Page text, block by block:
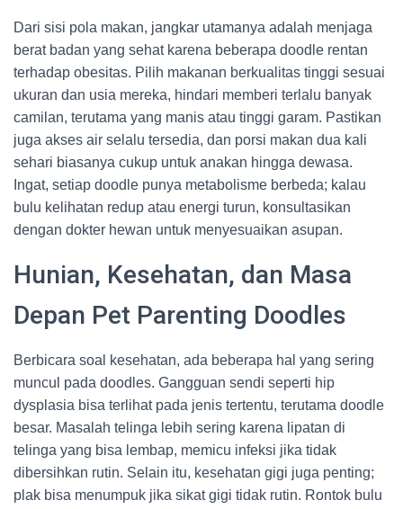
Dari sisi pola makan, jangkar utamanya adalah menjaga
berat badan yang sehat karena beberapa doodle rentan
terhadap obesitas. Pilih makanan berkualitas tinggi sesuai
ukuran dan usia mereka, hindari memberi terlalu banyak
camilan, terutama yang manis atau tinggi garam. Pastikan
juga akses air selalu tersedia, dan porsi makan dua kali
sehari biasanya cukup untuk anakan hingga dewasa.
Ingat, setiap doodle punya metabolisme berbeda; kalau
bulu kelihatan redup atau energi turun, konsultasikan
dengan dokter hewan untuk menyesuaikan asupan.
Hunian, Kesehatan, dan Masa
Depan Pet Parenting Doodles
Berbicara soal kesehatan, ada beberapa hal yang sering
muncul pada doodles. Gangguan sendi seperti hip
dysplasia bisa terlihat pada jenis tertentu, terutama doodle
besar. Masalah telinga lebih sering karena lipatan di
telinga yang bisa lembap, memicu infeksi jika tidak
dibersihkan rutin. Selain itu, kesehatan gigi juga penting;
plak bisa menumpuk jika sikat gigi tidak rutin. Rontok bulu